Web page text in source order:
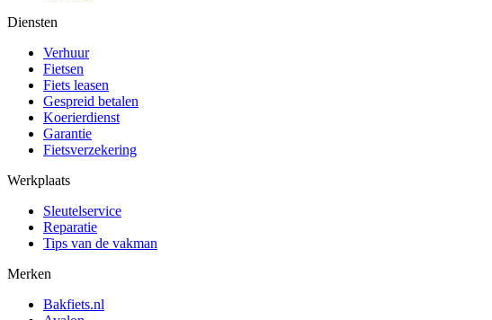
Diensten
Verhuur
Fietsen
Fiets leasen
Gespreid betalen
Koerierdienst
Garantie
Fietsverzekering
Werkplaats
Sleutelservice
Reparatie
Tips van de vakman
Merken
Bakfiets.nl